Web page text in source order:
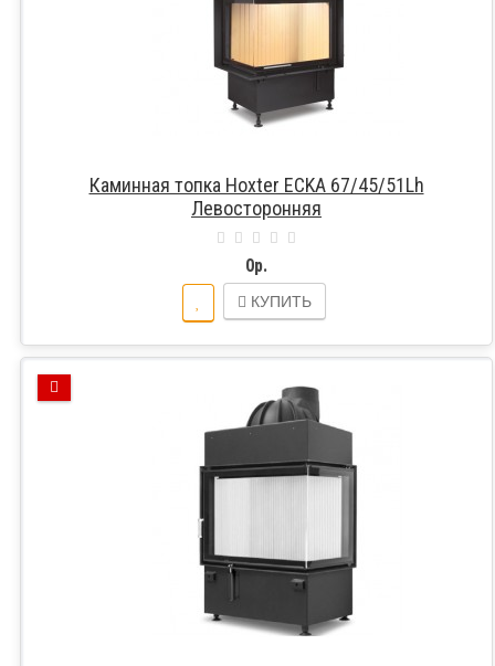
Каминная топка Hoxter ECKA 67/45/51Lh
Левосторонняя
0р.
КУПИТЬ